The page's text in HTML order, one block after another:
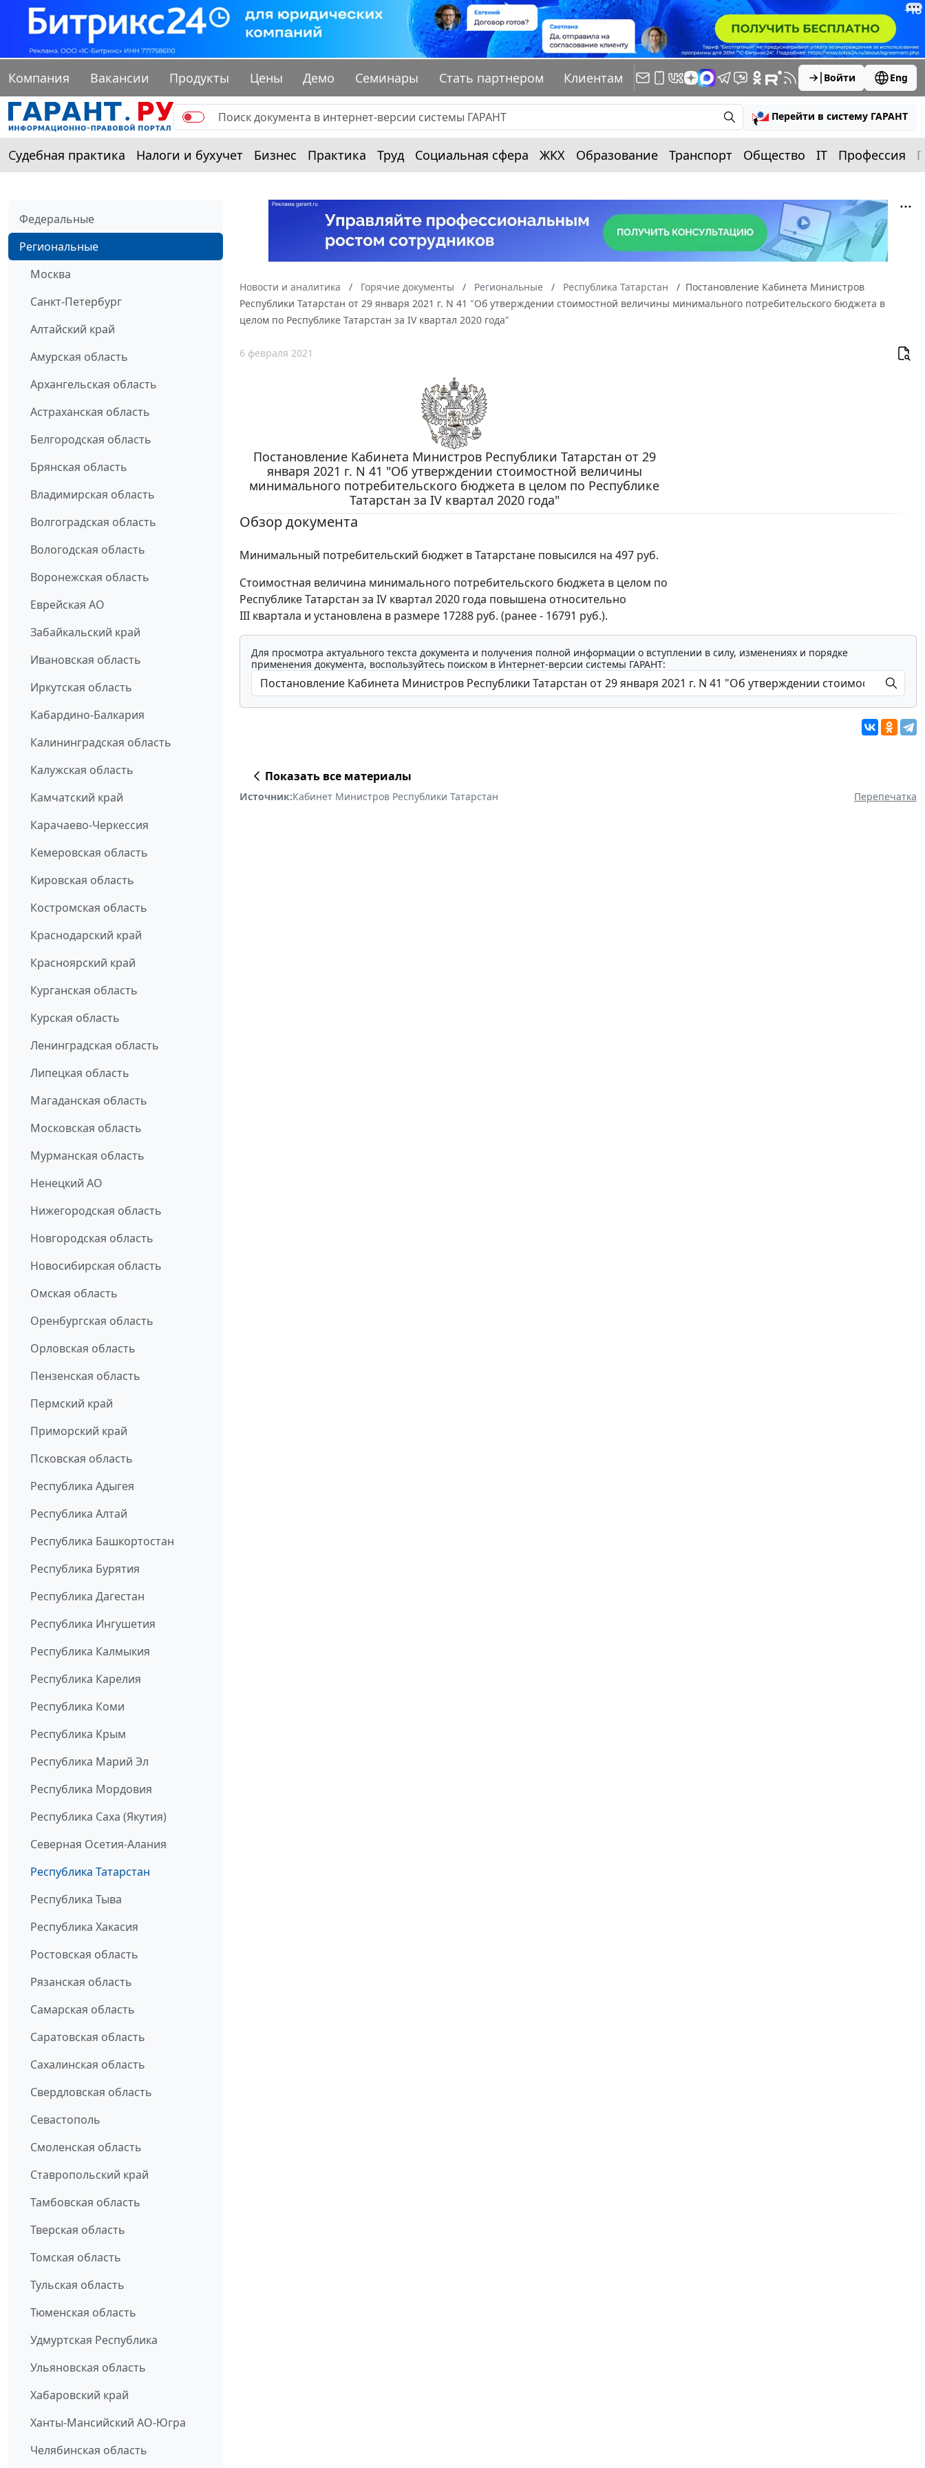
Компания Вакансии Продукты Цены Демо Семинары Стать партнером Клиентам Войти Eng
Перейти в систему ГАРАНТ
Судебная практика Налоги и бухучет Бизнес Практика Труд Социальная сфера ЖКХ Образование Транспорт Общество IT Профессия
Федеральные
Региональные
Москва
Санкт-Петербург
Алтайский край
Амурская область
Архангельская область
Астраханская область
Белгородская область
Брянская область
Владимирская область
Волгоградская область
Вологодская область
Воронежская область
Еврейская АО
Забайкальский край
Ивановская область
Иркутская область
Кабардино-Балкария
Калининградская область
Калужская область
Камчатский край
Карачаево-Черкессия
Кемеровская область
Кировская область
Костромская область
Краснодарский край
Красноярский край
Курганская область
Курская область
Ленинградская область
Липецкая область
Магаданская область
Московская область
Мурманская область
Ненецкий АО
Нижегородская область
Новгородская область
Новосибирская область
Омская область
Оренбургская область
Орловская область
Пензенская область
Пермский край
Приморский край
Псковская область
Республика Адыгея
Республика Алтай
Республика Башкортостан
Республика Бурятия
Республика Дагестан
Республика Ингушетия
Республика Калмыкия
Республика Карелия
Республика Коми
Республика Крым
Республика Марий Эл
Республика Мордовия
Республика Саха (Якутия)
Северная Осетия-Алания
Республика Татарстан
Республика Тыва
Республика Хакасия
Ростовская область
Рязанская область
Самарская область
Саратовская область
Сахалинская область
Свердловская область
Севастополь
Смоленская область
Ставропольский край
Тамбовская область
Тверская область
Томская область
Тульская область
Тюменская область
Удмуртская Республика
Ульяновская область
Хабаровский край
Ханты-Мансийский АО-Югра
Челябинская область
Новости и аналитика Горячие документы Региональные Республика Татарстан
Постановление Кабинета Министров
Республики Татарстан от 29 января 2021 г. N 41 "Об утверждении стоимостной величины минимального потребительского бюджета в
целом по Республике Татарстан за IV квартал 2020 года"
6 февраля 2021
Постановление Кабинета Министров Республики Татарстан от 29
января 2021 г. N 41 "Об утверждении стоимостной величины
минимального потребительского бюджета в целом по Республике
Татарстан за IV квартал 2020 года"
Обзор документа
Минимальный потребительский бюджет в Татарстане повысился на 497 руб.
Стоимостная величина минимального потребительского бюджета в целом по
Республике Татарстан за IV квартал 2020 года повышена относительно
III квартала и установлена в размере 17288 руб. (ранее - 16791 руб.).
Для просмотра актуального текста документа и получения полной информации о вступлении в силу, изменениях и порядке
применения документа, воспользуйтесь поиском в Интернет-версии системы ГАРАНТ:
Показать все материалы
Источник:Кабинет Министров Республики Татарстан Перепечатка